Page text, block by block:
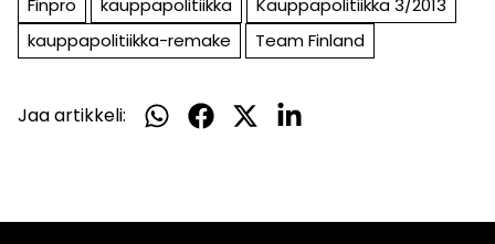
kauppapolitiikka-remake
Team Finland
Jaa artikkeli:
Jaa
Jaa
Jaa
Jaa